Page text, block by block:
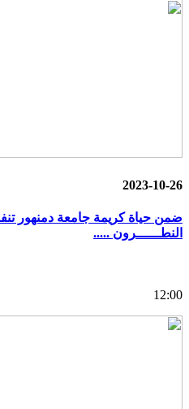
2023-10-26
ضمن حياة كريمة جامعة دمنهور
النطــــــرون .....
12:00